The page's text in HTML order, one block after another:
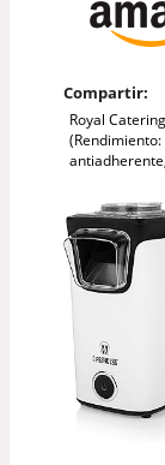
Compartir:
Royal